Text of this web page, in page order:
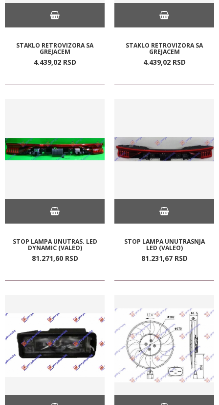
STAKLO RETROVIZORA SA
GREJACEM
4.439,02 RSD
STAKLO RETROVIZORA SA
GREJACEM
4.439,02 RSD
STOP LAMPA UNUTRAS. LED
DYNAMIC (VALEO)
81.271,60 RSD
STOP LAMPA UNUTRASNJA
LED (VALEO)
81.231,67 RSD